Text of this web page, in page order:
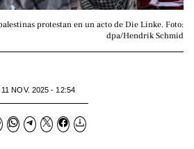
protestan en un acto de Die Linke. Foto:
dpa/Hendrik Schmid
11 NOV. 2025 - 12:54